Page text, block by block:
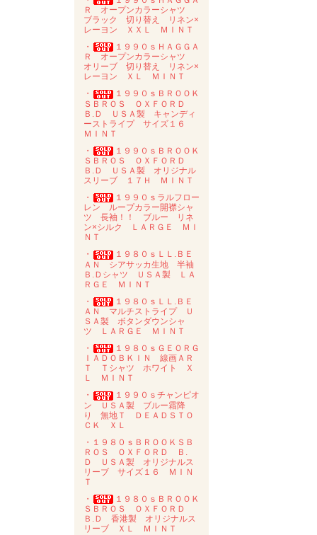
Ｒ オープンカラーシャツ
ブラック 切り替え リネン×
レーヨン ＸＸＬ ＭＩＮＴ
・
１９９０ｓＨＡＧＧＡ
Ｒ オープンカラーシャツ
オリーブ 切り替え リネン×
レーヨン ＸＬ ＭＩＮＴ
・
１９９０ｓＢＲＯＯＫ
ＳＢＲＯＳ ＯＸＦＯＲＤ
Ｂ.Ｄ ＵＳＡ製 キャンディ
ーストライプ サイズ１６
ＭＩＮＴ
・
１９９０ｓＢＲＯＯＫ
ＳＢＲＯＳ ＯＸＦＯＲＤ
Ｂ.Ｄ ＵＳＡ製 オリジナル
スリーブ １７Ｈ ＭＩＮＴ
・
１９９０ｓラルフロー
レン ループカラー開襟シャ
ツ 長袖！！ ブルー リネ
ン×シルク ＬＡＲＧＥ ＭＩ
ＮＴ
・
１９８０ｓＬＬ.ＢＥ
ＡＮ シアサッカ生地 半袖
Ｂ.Ｄシャツ ＵＳＡ製 ＬＡ
ＲＧＥ ＭＩＮＴ
・
１９８０ｓＬＬ.ＢＥ
ＡＮ マルチストライプ Ｕ
ＳＡ製 ボタンダウンシャ
ツ ＬＡＲＧＥ ＭＩＮＴ
・
１９８０ｓＧＥＯＲＧ
ＩＡＤＯＢＫＩＮ 線画ＡＲ
Ｔ Ｔシャツ ホワイト Ｘ
Ｌ ＭＩＮＴ
・
１９９０ｓチャンピオ
ン ＵＳＡ製 ブルー霜降
り 無地Ｔ ＤＥＡＤＳＴＯ
ＣＫ ＸＬ
・１９８０ｓＢＲＯＯＫＳＢ
ＲＯＳ ＯＸＦＯＲＤ Ｂ.
Ｄ ＵＳＡ製 オリジナルス
リーブ サイズ１６ ＭＩＮ
Ｔ
・
１９８０ｓＢＲＯＯＫ
ＳＢＲＯＳ ＯＸＦＯＲＤ
Ｂ.Ｄ 香港製 オリジナルス
リーブ ＸＬ ＭＩＮＴ